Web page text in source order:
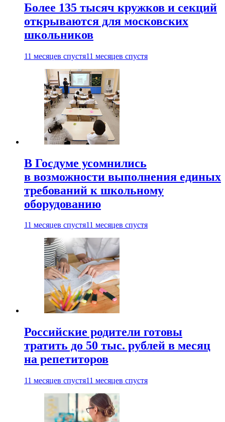
Более 135 тысяч кружков и секций
открываются для московских
школьников
11 месяцев спустя11 месяцев спустя
В Госдуме усомнились
в возможности выполнения единых
требований к школьному
оборудованию
11 месяцев спустя11 месяцев спустя
Российские родители готовы
тратить до 50 тыс. рублей в месяц
на репетиторов
11 месяцев спустя11 месяцев спустя